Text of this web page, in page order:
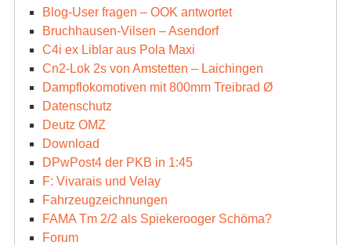
Blog-User fragen – OOK antwortet
Bruchhausen-Vilsen – Asendorf
C4i ex Liblar aus Pola Maxi
Cn2-Lok 2s von Amstetten – Laichingen
Dampflokomotiven mit 800mm Treibrad Ø
Datenschutz
Deutz OMZ
Download
DPwPost4 der PKB in 1:45
F: Vivarais und Velay
Fahrzeugzeichnungen
FAMA Tm 2/2 als Spiekerooger Schöma?
Forum